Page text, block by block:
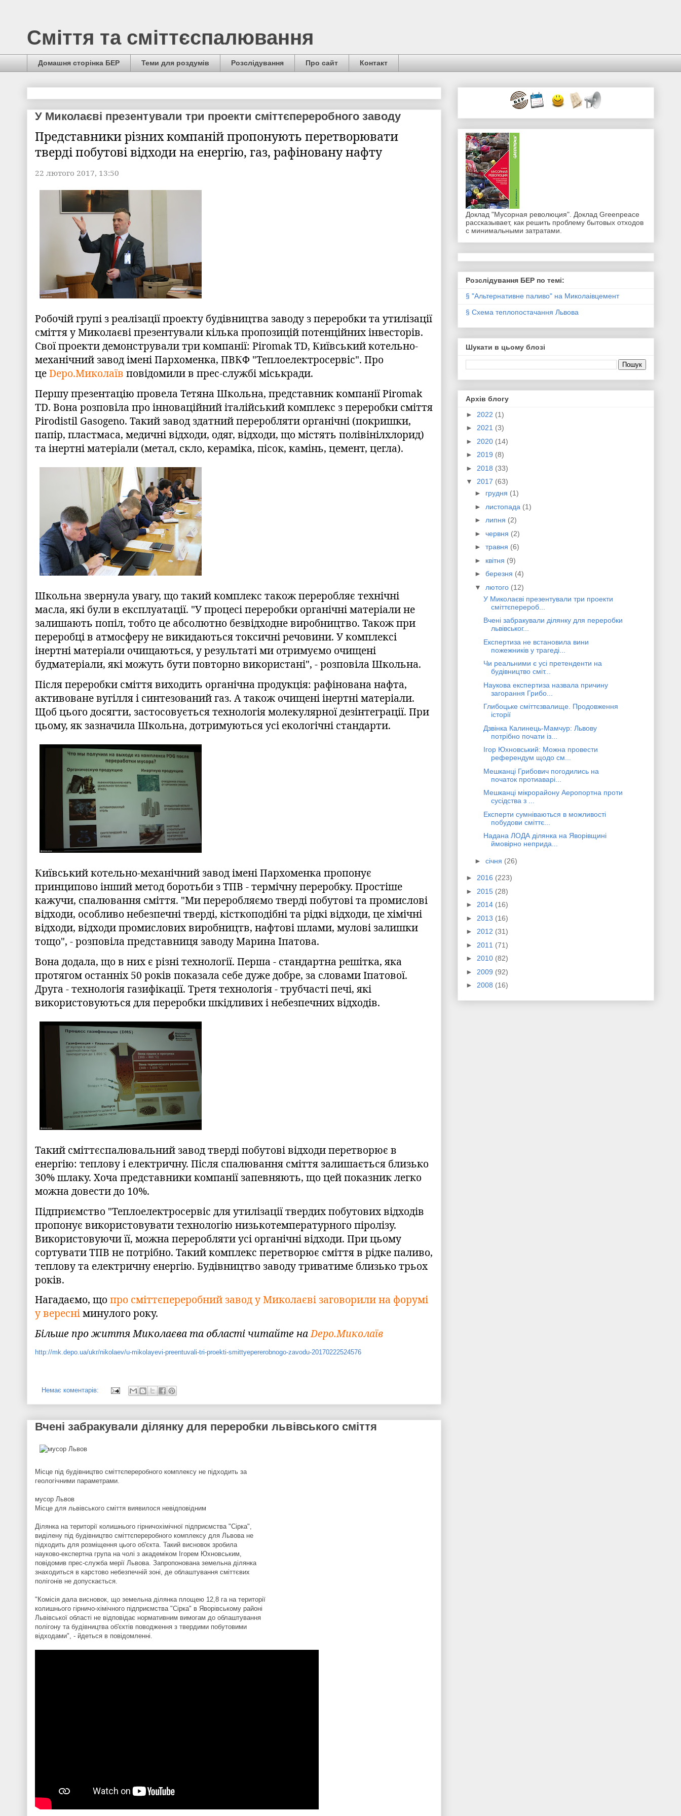
Сміття та сміттєспалювання
Домашня сторінка БЕР Теми для роздумів Розслідування Про сайт Контакт
У Миколаєві презентували три проекти сміттєпереробного заводу
Представники різних компаній пропонують перетворювати
тверді побутові відходи на енергію, газ, рафіновану нафту
22 лютого 2017, 13:50
Робочій групі з реалізації проекту будівництва заводу з переробки та утилізації
сміття у Миколаєві презентували кілька пропозицій потенційних інвесторів.
Свої проекти демонстрували три компанії: Piromak TD, Київський котельно-
механічний завод імені Пархоменка, ПВКФ "Теплоелектросервіс". Про
цеDepo.Миколаїв повідомили в прес-службі міськради.
Першу презентацію провела Тетяна Школьна, представник компанії Piromak
TD. Вона розповіла про інноваційний італійський комплекс з переробки сміття
Pirodistil Gasogeno. Такий завод здатний переробляти органічні (покришки,
папір, пластмаса, медичні відходи, одяг, відходи, що містять полівінілхлорид)
та інертні матеріали (метал, скло, кераміка, пісок, камінь, цемент, цегла).
Школьна звернула увагу, що такий комплекс також переробляє технічні
масла, які були в експлуатації. "У процесі переробки органічні матеріали не
залишають попіл, тобто це абсолютно безвідходне виробництво. Також при
переробці в атмосферу не викидаються токсичні речовини. У комплексі
інертні матеріали очищаються, у результаті ми отримуємо очищені
будматеріали, які можуть бути повторно використані", - розповіла Школьна.
Після переробки сміття виходить органічна продукція: рафінована нафта,
активоване вугілля і синтезований газ. А також очищені інертні матеріали.
Щоб цього досягти, застосовується технологія молекулярної дезінтеграції. При
цьому, як зазначила Школьна, дотримуються усі екологічні стандарти.
Київський котельно-механічний завод імені Пархоменка пропонує
принципово інший метод боротьби з ТПВ - термічну переробку. Простіше
кажучи, спалювання сміття. "Ми переробляємо тверді побутові та промислові
відходи, особливо небезпечні тверді, кісткоподібні та рідкі відходи, це хімічні
відходи, відходи промислових виробництв, нафтові шлами, мулові залишки
тощо", - розповіла представниця заводу Марина Іпатова.
Вона додала, що в них є різні технології. Перша - стандартна решітка, яка
протягом останніх 50 років показала себе дуже добре, за словами Іпатової.
Друга - технологія газифікації. Третя технологія - трубчасті печі, які
використовуються для переробки шкідливих і небезпечних відходів.
Такий сміттєспалювальний завод тверді побутові відходи перетворює в
енергію: теплову і електричну. Після спалювання сміття залишається близько
30% шлаку. Хоча представники компанії запевняють, що цей показник легко
можна довести до 10%.
Підприємство "Теплоелектросервіс для утилізації твердих побутових відходів
пропонує використовувати технологію низькотемпературного піролізу.
Використовуючи її, можна переробляти усі органічні відходи. При цьому
сортувати ТПВ не потрібно. Такий комплекс перетворює сміття в рідке паливо,
теплову та електричну енергію. Будівництво заводу триватиме близько трьох
років.
Нагадаємо, що про сміттєпереробний завод у Миколаєві заговорили на форумі
у вересніминулого року.
Більше про життя Миколаєва та області читайте наDepo.Миколаїв
http://mk.depo.ua/ukr/nikolaev/u-mikolayevi-preentuvali-tri-proekti-smittyepererobnogo-zavodu-20170222524576
Немає коментарів:
Вчені забракували ділянку для переробки львівського сміття
Місце під будівництво сміттєпереробного комплексу не підходить за
геологічними параметрами.
мусор Львов
Місце для львівського сміття виявилося невідповідним
Ділянка на території колишнього гірничохімічної підприємства "Сірка",
виділену під будівництво сміттєпереробного комплексу для Львова не
підходить для розміщення цього об'єкта. Такий висновок зробила
науково-експертна група на чолі з академіком Ігорем Юхновським,
повідомив прес-служба мерії Львова. Запропонована земельна ділянка
знаходиться в карстово небезпечній зоні, де облаштування сміттєвих
полігонів не допускається.
"Комісія дала висновок, що земельна ділянка площею 12,8 га на території
колишнього гірничо-хімічного підприємства "Сірка" в Яворівському районі
Львівської області не відповідає нормативним вимогам до облаштування
полігону та будівництва об'єктів поводження з твердими побутовими
відходами", - йдеться в повідомленні.
Доклад "Мусорная революция". Доклад Greenpeace
рассказывает, как решить проблему бытовых отходов
с минимальными затратами.
Розслідування БЕР по темі:
§ "Альтернативне паливо" на Миколаівцемент
§ Схема теплопостачання Львова
Шукати в цьому блозі
Архів блогу
► 2022 (1)
► 2021 (3)
► 2020 (14)
► 2019 (8)
► 2018 (33)
▼ 2017 (63)
► грудня (1)
► листопада (1)
► липня (2)
► червня (2)
► травня (6)
► квітня (9)
► березня (4)
▼ лютого (12)
У Миколаєві презентували три проекти
сміттєперероб...
Вчені забракували ділянку для переробки
львівськог...
Експертиза не встановила вини
пожежників у трагеді...
Чи реальними є усі претенденти на
будівництво сміт...
Наукова експертиза назвала причину
загорання Грибо...
Глибоцьке сміттєзвалище. Продовження
історії
Дзвінка Калинець-Мамчур: Львову
потрібно почати із...
Ігор Юхновський: Можна провести
референдум щодо см...
Мешканці Грибович погодились на
початок протиаварі...
Мешканці мікрорайону Аеропортна проти
сусідства з ...
Експерти сумніваються в можливості
побудови сміттє...
Надана ЛОДА ділянка на Яворівщині
ймовірно неприда...
► січня (26)
► 2016 (223)
► 2015 (28)
► 2014 (16)
► 2013 (16)
► 2012 (31)
► 2011 (71)
► 2010 (82)
► 2009 (92)
► 2008 (16)